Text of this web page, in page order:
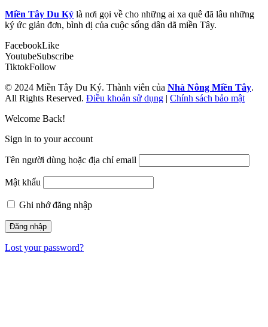
Miền Tây Du Ký là nơi gọi về cho những ai xa quê đã lâu những
ký ức giản đơn, bình dị của cuộc sống dân dã miền Tây.
FacebookLike
YoutubeSubscribe
TiktokFollow
© 2024 Miền Tây Du Ký. Thành viên của Nhà Nông Miền Tây.
All Rights Reserved. Điều khoản sử dụng | Chính sách bảo mật
Welcome Back!
Sign in to your account
Tên người dùng hoặc địa chỉ email
Mật khẩu
Ghi nhớ đăng nhập
Lost your password?